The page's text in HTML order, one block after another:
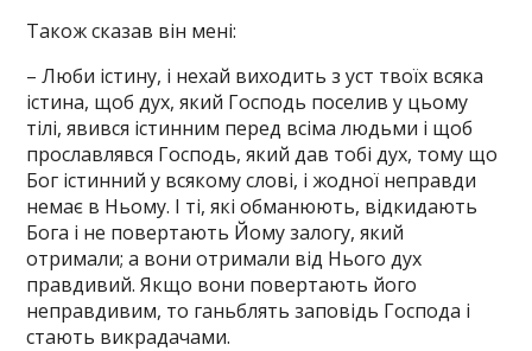
Також сказав він мені:
– Люби істину, і нехай виходить з уст твоїх всяка
істина, щоб дух, який Господь поселив у цьому
тілі, явився істинним перед всіма людьми і щоб
прославлявся Господь, який дав тобі дух, тому що
Бог істинний у всякому слові, і жодної неправди
немає в Ньому. І ті, які обманюють, відкидають
Бога і не повертають Йому залогу, який
отримали; а вони отримали від Нього дух
правдивий. Якщо вони повертають його
неправдивим, то ганьблять заповідь Господа і
стають викрадачами.